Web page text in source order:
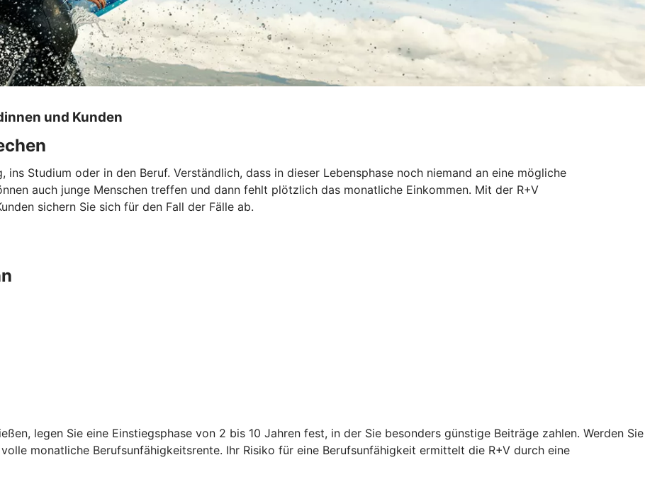
und Kunden
Studium oder in den Beruf. Verständlich, dass in dieser Lebensphase noch niemand an eine mögliche
auch junge Menschen treffen und dann fehlt plötzlich das monatliche Einkommen. Mit der R+V
sichern Sie sich für den Fall der Fälle ab.
legen Sie eine Einstiegsphase von 2 bis 10 Jahren fest, in der Sie besonders günstige Beiträge zahlen. Werden Sie
monatliche Berufsunfähigkeitsrente. Ihr Risiko für eine Berufsunfähigkeit ermittelt die R+V durch eine